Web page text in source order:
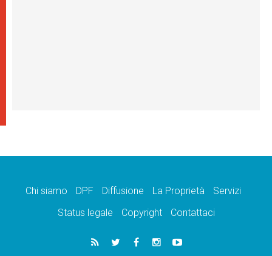
Chi siamo DPF Diffusione La Proprietà
Servizi
Status legale
Copyright Contattaci